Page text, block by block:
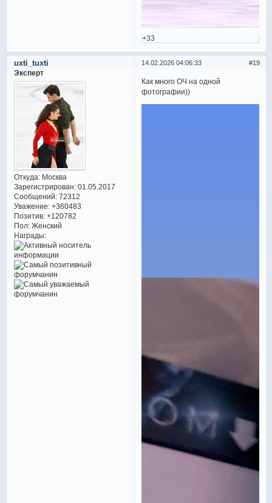
+33
19
14.02.2026 04:06:33
uxti_tuxti
Эксперт
Откуда:Москва
Зарегистрирован: 01.05.2017
Сообщений:72312
Уважение: +360483
Позитив: +120782
Пол:Женский
Награды:
Как много ОЧ на одной
фотографии))